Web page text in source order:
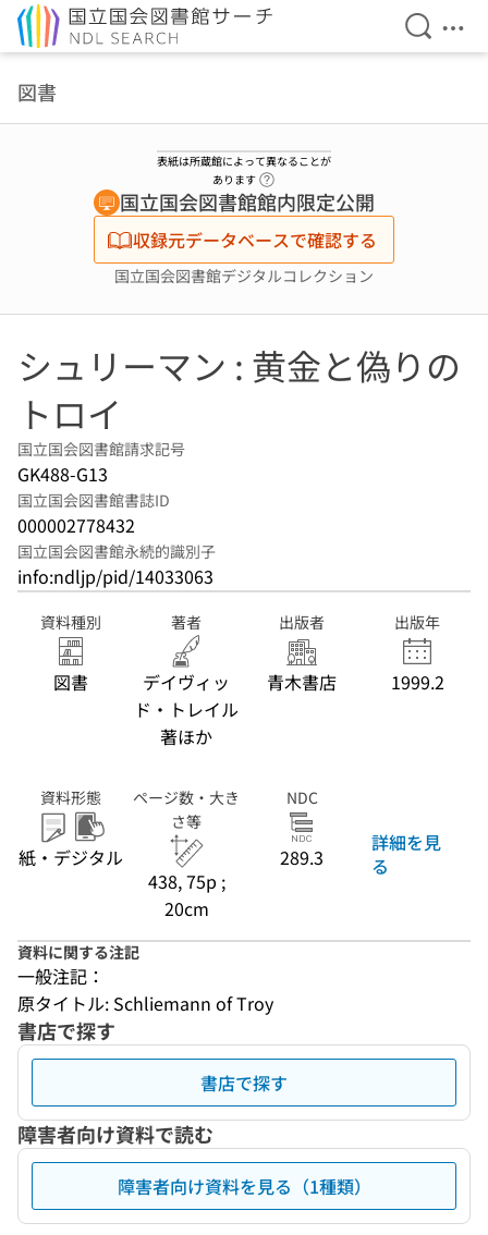
検索を
メ
図書
表紙は所蔵館によって異なることが
あります
国立国会図書館館内限定公開
収録元データベースで確認する
国立国会図書館デジタルコレクション
シュリーマン : 黄金と偽りの
トロイ
国立国会図書館請求記号
GK488-G13
国立国会図書館書誌ID
000002778432
国立国会図書館永続的識別子
info:ndljp/pid/14033063
資料種別
図書
著者
デイヴィッ
ド・トレイル
著ほか
出版者
青木書店
出版年
1999.2
資料形態
紙・デジタル
ページ数・大き
さ等
438, 75p ;
20cm
NDC
289.3
詳細を見
る
資料に関する注記
一般注記：
原タイトル: Schliemann of Troy
書店で探す
書店で探す
障害者向け資料で読む
障害者向け資料を見る（1種類）